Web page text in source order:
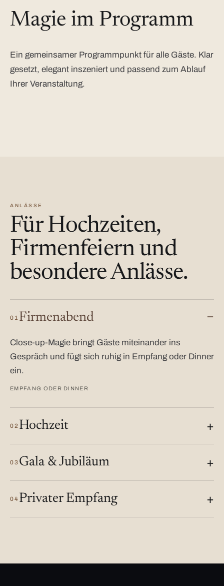
Magie im Programm
Ein gemeinsamer Programmpunkt für alle Gäste. Klar
gesetzt, elegant inszeniert und passend zum Ablauf
Ihrer Veranstaltung.
ANLÄSSE
Für Hochzeiten,
Firmenfeiern und
besondere Anlässe.
01 Firmenabend
Close-up-Magie bringt Gäste miteinander ins
Gespräch und fügt sich ruhig in Empfang oder Dinner
ein.
EMPFANG ODER DINNER
02 Hochzeit
03 Gala & Jubiläum
04 Privater Empfang